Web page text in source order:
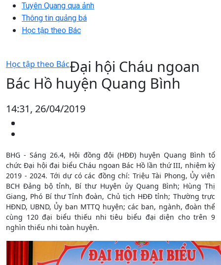
Tuyên Quang qua ảnh
Thông tin quảng bá
Học tập theo Bác
Học tập theo BácĐại hội Cháu ngoan
Bác Hồ huyện Quang Bình
14:31, 26/04/2019
BHG - Sáng 26.4, Hội đồng đội (HĐĐ) huyện Quang Bình tổ
chức Đại hội đại biểu Cháu ngoan Bác Hồ lần thứ III, nhiệm kỳ
2019 - 2024. Tới dự có các đồng chí: Triệu Tài Phong, Ủy viên
BCH Đảng bộ tỉnh, Bí thư Huyện ủy Quang Bình; Hùng Thị
Giang, Phó Bí thư Tỉnh đoàn, Chủ tịch HĐĐ tỉnh; Thường trực
HĐND, UBND, Ủy ban MTTQ huyện; các ban, ngành, đoàn thể
cùng 120 đại biểu thiếu nhi tiêu biểu đại diện cho trên 9
nghìn thiếu nhi toàn huyện.